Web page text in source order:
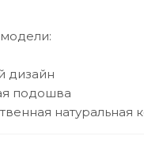
дизайн
подошва
натуральная